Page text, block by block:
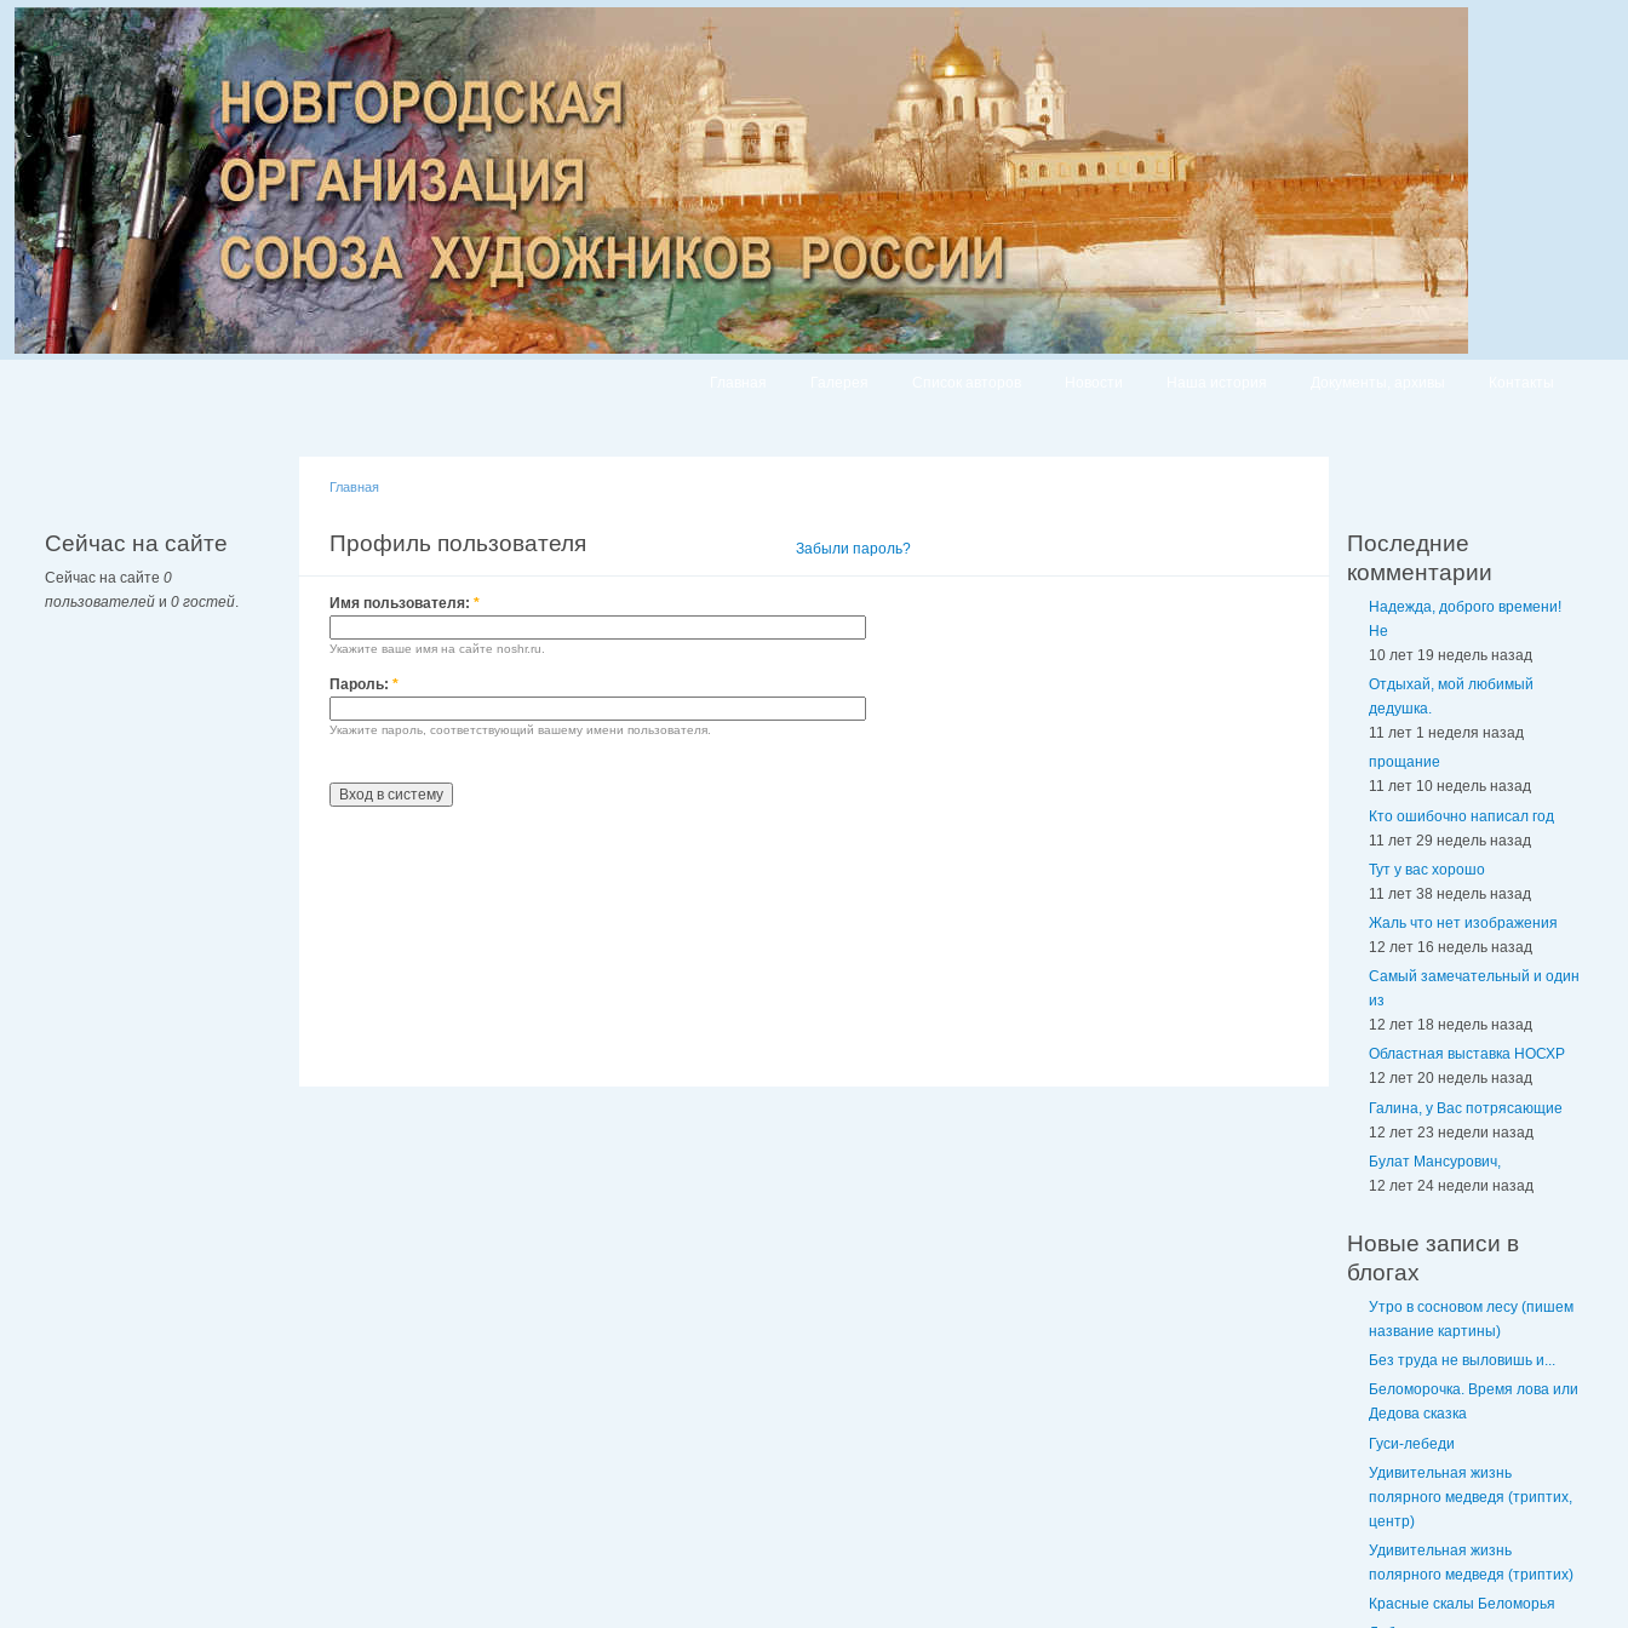
Сейчас на сайте
Сейчас на сайте 0
пользователей и 0 гостей.
Главная
Профиль пользователя Забыли пароль?
Имя пользователя: *
Укажите ваше имя на сайте noshr.ru.
Пароль: *
Укажите пароль, соответствующий вашему имени пользователя.
Последние
комментарии
Надежда, доброго времени!
Не
10 лет 19 недель назад
Отдыхай, мой любимый
дедушка.
11 лет 1 неделя назад
прощание
11 лет 10 недель назад
Кто ошибочно написал год
11 лет 29 недель назад
Тут у вас хорошо
11 лет 38 недель назад
Жаль что нет изображения
12 лет 16 недель назад
Самый замечательный и один
из
12 лет 18 недель назад
Областная выставка НОСХР
12 лет 20 недель назад
Галина, у Вас потрясающие
12 лет 23 недели назад
Булат Мансурович,
12 лет 24 недели назад
Новые записи в
блогах
Утро в сосновом лесу (пишем
название картины)
Без труда не выловишь и...
Беломорочка. Время лова или
Дедова сказка
Гуси-лебеди
Удивительная жизнь
полярного медведя (триптих,
центр)
Удивительная жизнь
полярного медведя (триптих)
Красные скалы Беломорья